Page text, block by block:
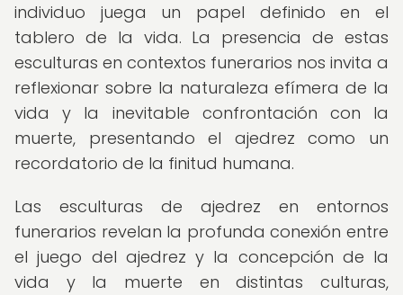
individuo juega un papel definido en el
tablero de la vida. La presencia de estas
esculturas en contextos funerarios nos invita a
reflexionar sobre la naturaleza efímera de la
vida y la inevitable confrontación con la
muerte, presentando el ajedrez como un
recordatorio de la finitud humana.
Las esculturas de ajedrez en entornos
funerarios revelan la profunda conexión entre
el juego del ajedrez y la concepción de la
vida y la muerte en distintas culturas,